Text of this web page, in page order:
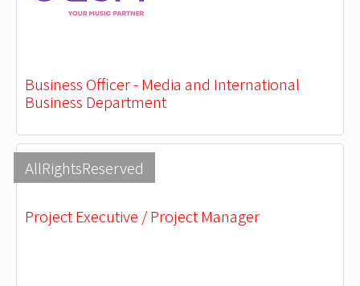
Business Officer - Media and International
Business Department
AllRightsReserved
Project Executive / Project Manager